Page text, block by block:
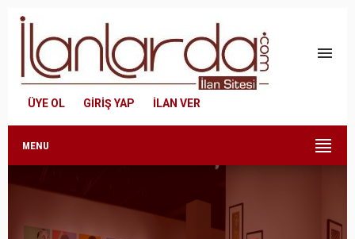
menu
ÜYE OL GİRİŞ YAP İLAN VER
MENU